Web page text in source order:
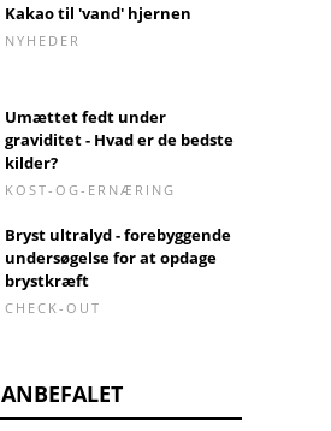
Kakao til 'vand' hjernen
NYHEDER
Umættet fedt under
graviditet - Hvad er de bedste
kilder?
KOST-OG-ERNÆRING
Bryst ultralyd - forebyggende
undersøgelse for at opdage
brystkræft
CHECK-OUT
ANBEFALET